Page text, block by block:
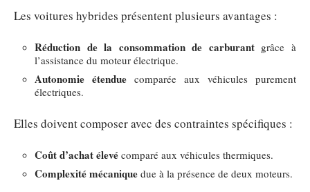
Les voitures hybrides présentent plusieurs avantages :
Réduction de la consommation de carburantgrâce à
l’assistance du moteur électrique.
Autonomie étendue comparée aux véhicules purement
électriques.
Elles doivent composer avec des contraintes spécifiques :
Coût d’achat élevé comparé aux véhicules thermiques.
Complexité mécanique due à la présence de deux moteurs.